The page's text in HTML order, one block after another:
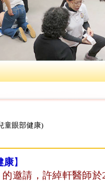
童眼部健康)
康】
邀請，許綽軒醫師於